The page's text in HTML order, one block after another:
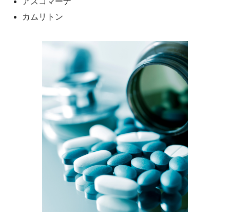
カムリトン